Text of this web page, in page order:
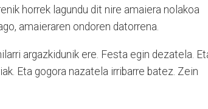
horrek lagundu dit nire amaiera nolakoa
amaieraren ondoren datorrena.
argazkidunik ere. Festa egin dezatela.
Eta gogora nazatela irribarre batez. Zein